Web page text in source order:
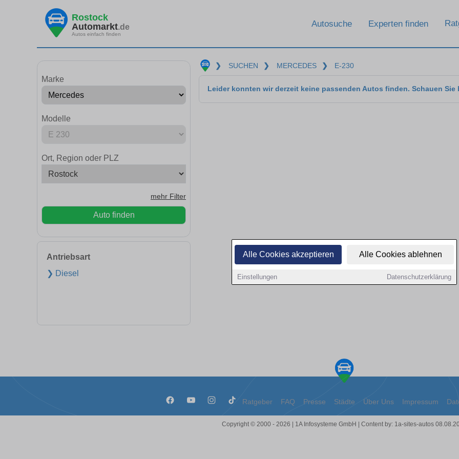
Alle Cookies akzeptieren Alle Cookies ablehnen
Einstellungen Datenschutzerklärung
Rostock
Automarkt.de
Autos einfach finden
Autosuche Experten finden
Marke
Modelle
Ort, Region oder PLZ
mehr Filter
Auto finden
Antriebsart
❯ Diesel
❯ SUCHEN ❯ MERCEDES ❯ E-230
Leider konnten wir derzeit keine passenden Autos finden. Schauen Sie
Ratgeber FAQ Presse Städte Über Uns Impressum
Copyright © 2000 - 2026 | 1A Infosysteme GmbH | Content by: 1a-sites-autos